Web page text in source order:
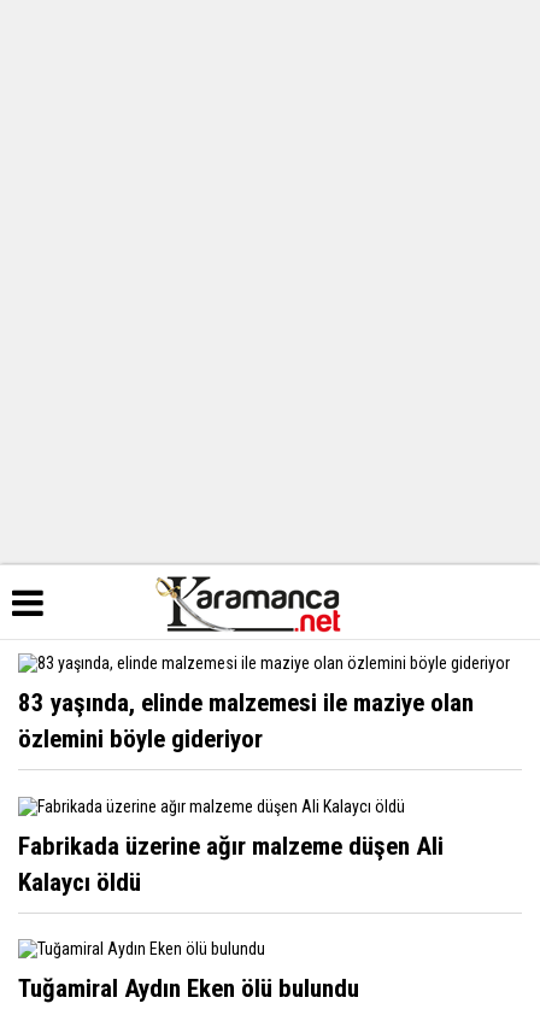
83 yaşında, elinde malzemesi ile maziye olan
özlemini böyle gideriyor
Fabrikada üzerine ağır malzeme düşen Ali
Kalaycı öldü
Tuğamiral Aydın Eken ölü bulundu